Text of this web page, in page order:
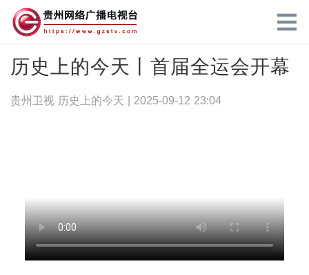
历史上的今天丨首届全运会开幕
贵州卫视 历史上的今天 | 2025-09-12 23:04